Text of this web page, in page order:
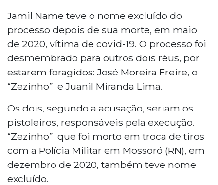
Jamil Name teve o nome excluído do
processo depois de sua morte, em maio
de 2020, vítima de covid-19. O processo foi
desmembrado para outros dois réus, por
estarem foragidos: José Moreira Freire, o
“Zezinho”, e Juanil Miranda Lima.
Os dois, segundo a acusação, seriam os
pistoleiros, responsáveis pela execução.
“Zezinho”, que foi morto em troca de tiros
com a Polícia Militar em Mossoró (RN), em
dezembro de 2020, também teve nome
excluído.